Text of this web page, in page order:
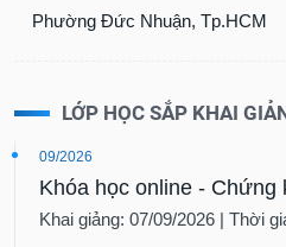
Phường Đức Nhuận, Tp.HCM
LỚP HỌC SẮP KHAI
09/2026
Khóa học online - Chứng
Khai giảng: 07/09/2026 | Thời